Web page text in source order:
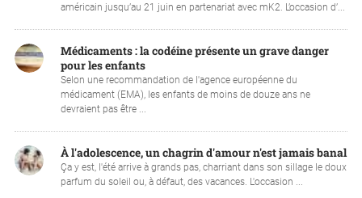
américain jusqu’au 21 juin en partenariat avec mK2. L’occasion d’...
Médicaments : la codéine présente un grave danger
pour les enfants
Selon une recommandation de l'agence européenne du
médicament (EMA), les enfants de moins de douze ans ne
devraient pas être ...
À l'adolescence, un chagrin d'amour n'est jamais banal
Ça y est, l'été arrive à grands pas, charriant dans son sillage le doux
parfum du soleil ou, à défaut, des vacances. L'occasion ...